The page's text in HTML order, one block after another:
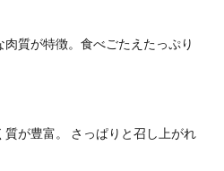
質が特徴。食べごたえたっぷり
が豊富。 さっぱりと召し上がれ